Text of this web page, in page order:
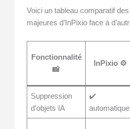
Voici un tableau comparatif
majeures d’InPixio face à
Fonctionnalité
📸
InPixio ⚙️
Suppression
d’objets IA
✔️
automatique